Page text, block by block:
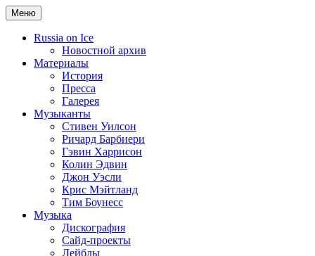
Меню
Russia on Ice
Новостной архив
Материалы
История
Пресса
Галерея
Музыканты
Стивен Уилсон
Ричард Барбиери
Гэвин Харрисон
Колин Эдвин
Джон Уэсли
Крис Мэйтланд
Тим Боунесс
Музыка
Дискография
Сайд-проекты
Лейблы